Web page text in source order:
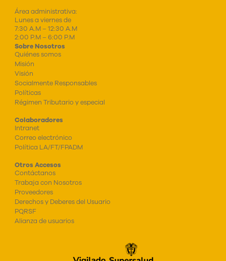
Área administrativa:
Lunes a viernes de
7:30 A.M – 12:30 A.M
2:00 P.M – 6:00 P.M
Sobre Nosotros
Quiénes somos
Misión
Visión
Socialmente Responsables
Políticas
Régimen Tributario y especial
Colaboradores
Intranet
Correo electrónico
Política LA/FT/FPADM
Otros Accesos
Contáctanos
Trabaja con Nosotros
Proveedores
Derechos y Deberes del Usuario
PQRSF
Alianza de usuarios